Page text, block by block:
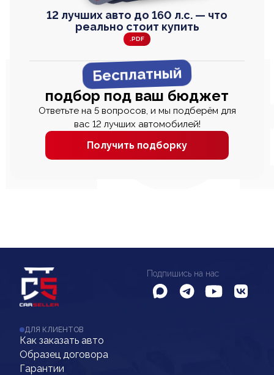
12 лучших авто до 160 л.с. — что
реально стоит купить
.PDF
Бесплатный
подбор под ваш бюджет
Ответьте на 5 вопросов, и мы подберём для
вас 12 лучших автомобилей!
Получить подборку
Подпишись на нас
ДЛЯ КЛИЕНТОВ
Как заказать авто
Образец договора
Гарантии